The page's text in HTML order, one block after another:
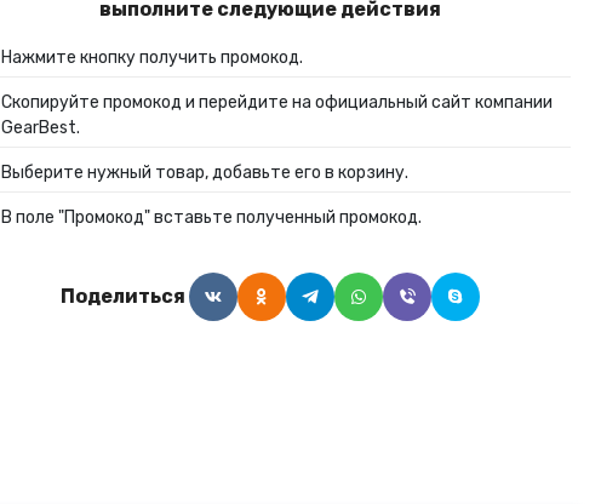
Часы и украшения
выполните следующие действия
Нажмите кнопку получить промокод.
Скопируйте промокод и перейдите на официальный сайт компании
GearBest.
Выберите нужный товар, добавьте его в корзину.
В поле "Промокод" вставьте полученный промокод.
Поделиться